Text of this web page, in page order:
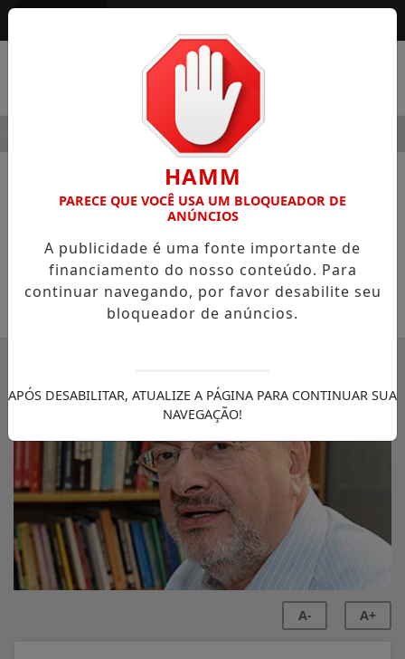
HOSPITAL SAMARITANO HIGIENÓPOLIS
COLUNISTAS
Reinvenção da moral
O Brasil passado a limpo
SEMANÁRIO ZONA NORTE
A- A+
HAMM
PARECE QUE VOCÊ USA UM BLOQUEADOR DE
ANÚNCIOS
A publicidade é uma fonte importante de
financiamento do nosso conteúdo. Para
continuar navegando, por favor desabilite seu
bloqueador de anúncios.
APÓS DESABILITAR, ATUALIZE A PÁGINA PARA CONTINUAR SUA
NAVEGAÇÃO!